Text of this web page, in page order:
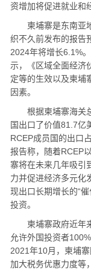
资增加将促进就业和
柬埔寨是东南亚
织不久前发布的报告
2024年将增长6.1%
示，《区域全面经济
定等的生效以及柬埔
因素。
根据柬埔寨海关
国出口了价值81.7亿
RCEP成员国的出口
报告称，随着RCEP
寨将在未来几年吸引
力并促进经济多元化
现出口长期增长的“
投资。
柬埔寨政府近年
允许外国投资者
2021年10月，柬埔
加大税务优惠力度等